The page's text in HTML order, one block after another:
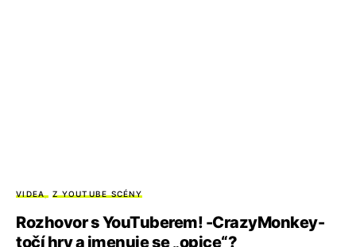
VIDEA Z YOUTUBE SCÉNY
Rozhovor s YouTuberem! -CrazyMonkey-
točí hry a jmenuje se „opice“?